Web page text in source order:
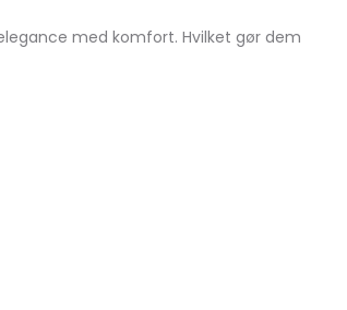
med komfort. Hvilket gør dem